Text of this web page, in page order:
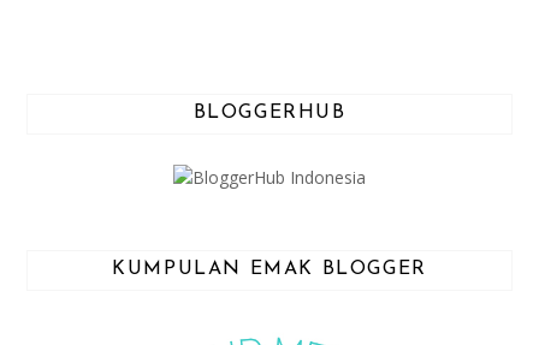
BLOGGERHUB
KUMPULAN EMAK BLOGGER